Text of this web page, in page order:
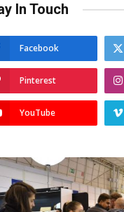
In Touch
Facebook
Pinterest
YouTube